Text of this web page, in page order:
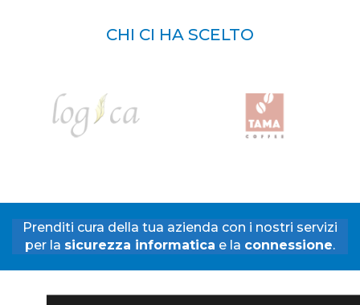
CHI CI HA SCELTO
Prenditi cura della tua azienda con i nostri servizi
per la sicurezza informatica e la connessione.